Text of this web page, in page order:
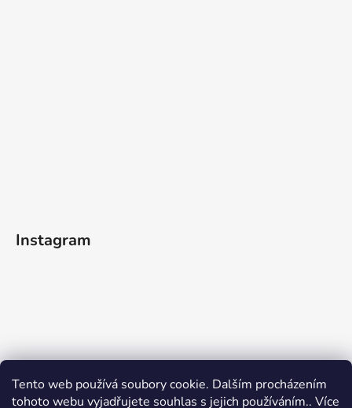
Tento web používá soubory cookie. Dalším procházením
tohoto webu vyjadřujete souhlas s jejich používáním.. Více
Instagram